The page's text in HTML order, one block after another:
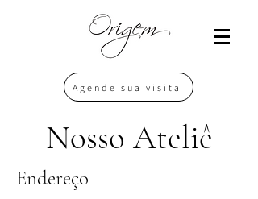
Agende sua visita
Nosso Ateliê
Endereço